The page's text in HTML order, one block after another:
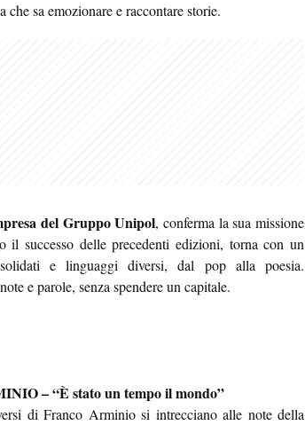
sa emozionare e raccontare storie.
del Gruppo Unipol, conferma la sua missione
successo delle precedenti edizioni, torna con un
e linguaggi diversi, dal pop alla poesia.
e parole, senza spendere un capitale.
– “È stato un tempo il mondo”
di Franco Arminio si intrecciano alle note della